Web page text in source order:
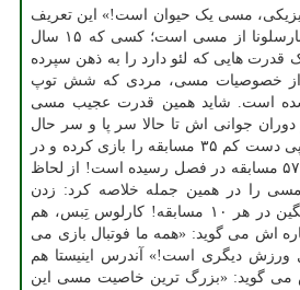
مسی یک حیوان است!» این تعریف
خاص ژاوی، مغز متفکر بارسلونا از مسی است؛ کسی که ۱۵ سال
قدرت هایی که لئو دارد را به ذهن سپرده
از خصوصیات مسی، مردی که شش توپ
شده است. شاید همین قدرت عجیب مسی
دوران جوانی اش تا حالا سر پا و سر حال
بماند. او ۱۵ فصل پی در پی دست کم ۳۵ مسابقه را بازی کرده و در
۱۱ سال اخیر این عدد به ۵۷ مسابقه در فصل رسیده است! از لحاظ
را در همین جمله خلاصه کرد: زدن
هشت گل به صورت میانگین در هر ۱۰ مسابقه! کارلوس تِبس، هم
اش می گوید: «همه ما فوتبال بازی می
ورزش دیگری است!» آندرس اینیستا هم
می گوید: «بزرگ ترین خاصیت مسی این